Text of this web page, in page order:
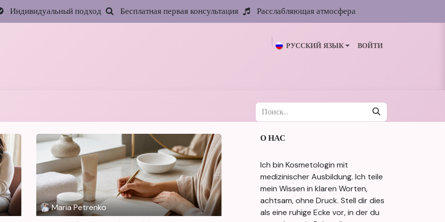
Индивидуальный подход Бесплатная первая консультация Расслабляющая атмосфера
РУССКИЙ ЯЗЫК ВОЙТИ
Maria Petrenko
О НАС
Ich bin Kosmetologin mit
medizinischer Ausbildung. Ich teile
mein Wissen in klaren Worten,
achtsam, ohne Druck. Stell dir dies
als eine ruhige Ecke vor, in der du